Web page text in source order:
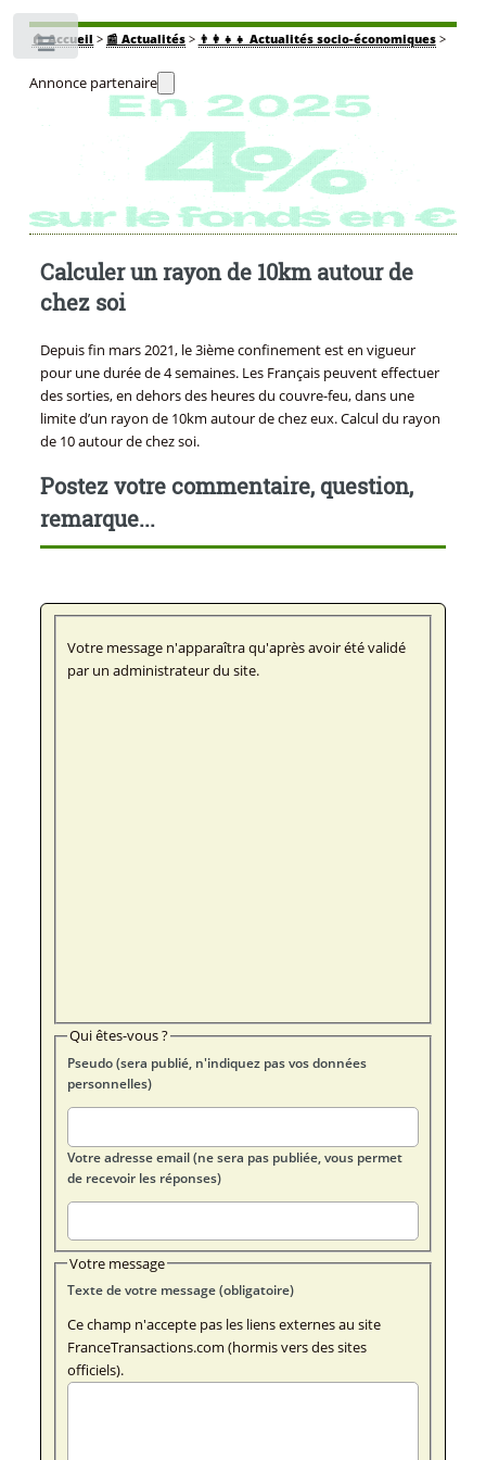
🏠Accueil > 📰 Actualités> 👨‍👩‍👧‍👧 Actualités socio-économiques>
Annonce partenaire
Calculer un rayon de 10km autour de
chez soi
Depuis fin mars 2021, le 3ième confinement est en vigueur
pour une durée de 4 semaines. Les Français peuvent effectuer
des sorties, en dehors des heures du couvre-feu, dans une
limite d’un rayon de 10km autour de chez eux. Calcul du rayon
de 10 autour de chez soi.
Postez votre commentaire, question,
remarque...
Votre message n'apparaîtra qu'après avoir été validé
par un administrateur du site.
Qui êtes-vous ?
Pseudo (sera publié, n'indiquez pas vos données
personnelles)
Votre adresse email (ne sera pas publiée, vous permet
de recevoir les réponses)
Votre message
Texte de votre message (obligatoire)
Ce champ n'accepte pas les liens externes au site
FranceTransactions.com (hormis vers des sites
officiels).
Toggle